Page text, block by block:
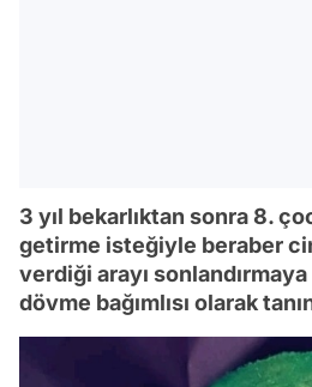
3 yıl bekarlıktan sonra 8.
getirme isteğiyle beraber
verdiği arayı
dövme bağımlısı olarak